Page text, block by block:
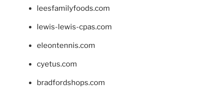
leesfamilyfoods.com
lewis-lewis-cpas.com
eleontennis.com
cyetus.com
bradfordshops.com